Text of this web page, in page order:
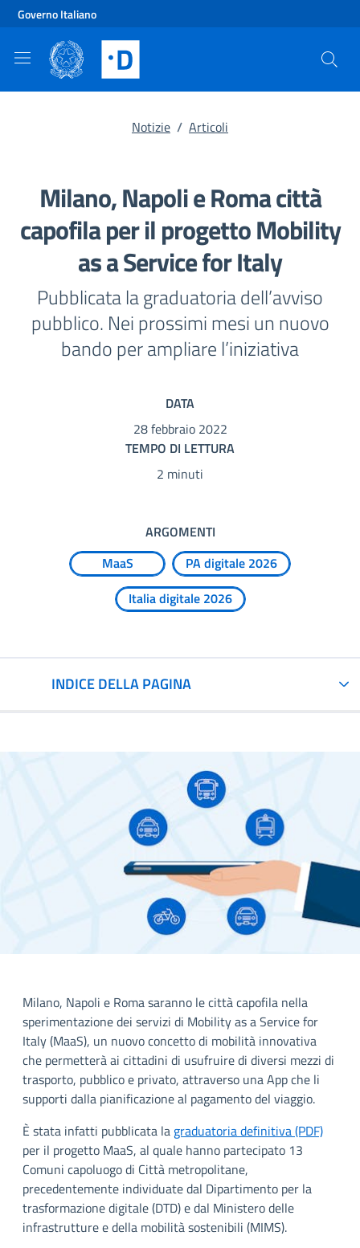
Vai al contenuto principale
Vai al footer
Governo Italiano
Notizie / Articoli
Milano, Napoli e Roma città
capofila per il progetto Mobility
as a Service for Italy
Pubblicata la graduatoria dell’avviso
pubblico. Nei prossimi mesi un nuovo
bando per ampliare l’iniziativa
DATA
28 febbraio 2022
TEMPO DI LETTURA
2 minuti
ARGOMENTI
MaaS
PA digitale 2026
Italia digitale 2026
INDICE DELLA PAGINA
Milano, Napoli e Roma saranno le città capofila nella
sperimentazione dei servizi di Mobility as a Service for
Italy (MaaS), un nuovo concetto di mobilità innovativa
che permetterà ai cittadini di usufruire di diversi mezzi di
trasporto, pubblico e privato, attraverso una App che li
supporti dalla pianificazione al pagamento del viaggio.
È stata infatti pubblicata la graduatoria definitiva (PDF)
per il progetto MaaS, al quale hanno partecipato 13
Comuni capoluogo di Città metropolitane,
precedentemente individuate dal Dipartimento per la
trasformazione digitale (DTD) e dal Ministero delle
infrastrutture e della mobilità sostenibili (MIMS).